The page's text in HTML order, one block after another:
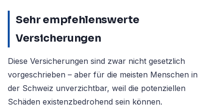
Sehr empfehlenswerte
Versicherungen
Diese Versicherungen sind zwar nicht gesetzlich
vorgeschrieben – aber für die meisten Menschen in
der Schweiz unverzichtbar, weil die potenziellen
Schäden existenzbedrohend sein können.